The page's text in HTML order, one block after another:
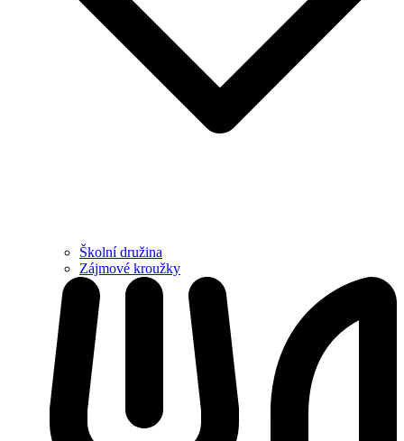
Školní družina
Zájmové kroužky